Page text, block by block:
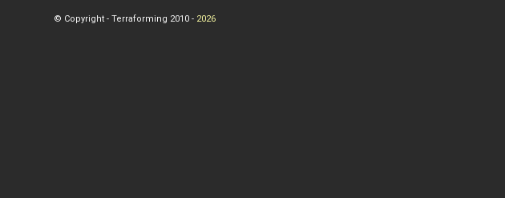
© Copyright - Terraforming 2010 - 2026